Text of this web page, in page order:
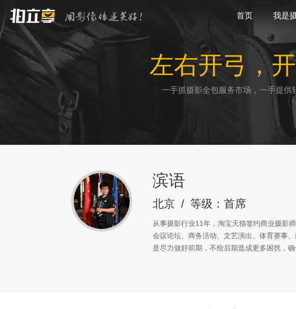
首页 我是
左右开弓，
一手抓摄影全包服务市场，一手提供
滨语
北京 / 等级：首席
从事摄影行业11年，淘宝天猫签约商业摄影
会议论坛、商务活动、文艺演出、体育赛事
是尽力做好前期，不给后期造成更多困扰，确